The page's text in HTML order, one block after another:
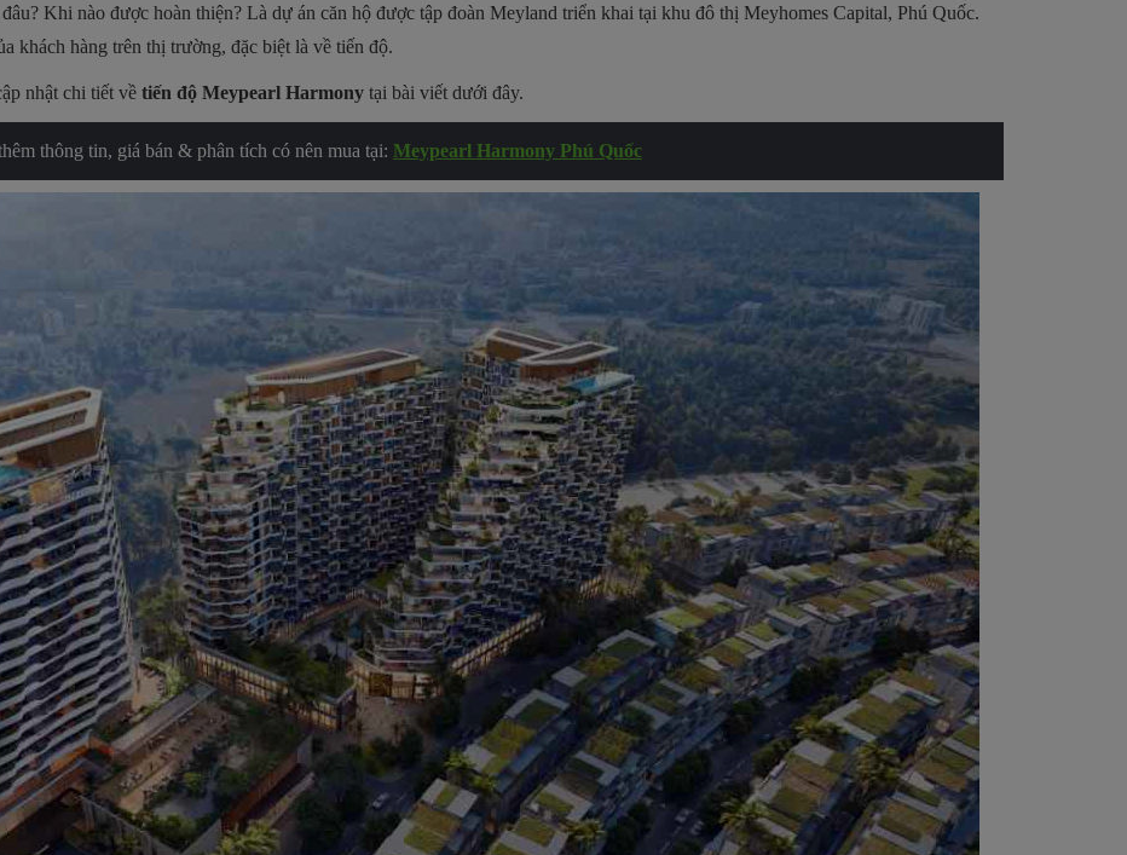
đâu? Khi nào được hoàn thiện? Là dự án căn hộ được tập đoàn Meyland triển khai tại khu đô thị Meyhomes Capital, Phú Quốc.
khách hàng trên thị trường, đặc biệt là về tiến độ.
nhật chi tiết về tiến độ Meypearl Harmony tại bài viết dưới đây.
thông tin, giá bán & phân tích có nên mua tại: Meypearl Harmony Phú Quốc